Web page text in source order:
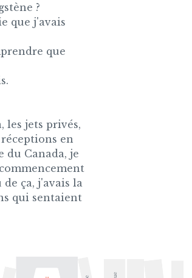
?
que j'avais
que
les jets privés,
en
du Canada, je
ça, j'avais la
qui sentaient